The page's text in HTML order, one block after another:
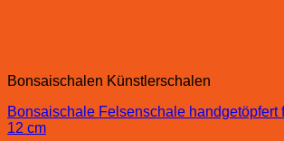
Bonsaischalen Künstlerschalen
Bonsaischale Felsenschale handgetöpfert
12 cm